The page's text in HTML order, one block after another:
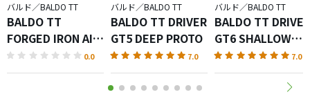
バルド／BALDO TT
BALDO TT
FORGED IRON AIR
SATIN
0.0
バルド／BALDO TT
BALDO TT DRIVER
GT5 DEEP PROTO
7.0
バルド／BALDO TT
BALDO TT DRIVER
GT6 SHALLOW
PROTO
7.0